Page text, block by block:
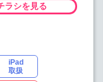
ラシを見る
iPad
取扱